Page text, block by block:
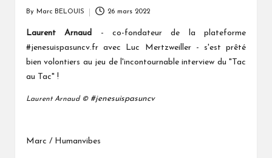
by
By Marc BELOUIS 26 mars 2022
Laurent Arnaud - co-fondateur de la plateforme
#jenesuispasuncv.fr avec Luc Mertzweiller - s'est prêté
bien volontiers au jeu de l'incontournable interview du "Tac
au Tac" !
Laurent Arnaud © #jenesuispasuncv
Marc / Humanvibes